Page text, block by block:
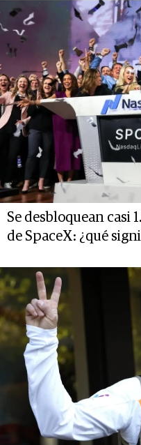
Se desbloquean casi
de SpaceX: ¿qué